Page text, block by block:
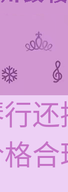
合